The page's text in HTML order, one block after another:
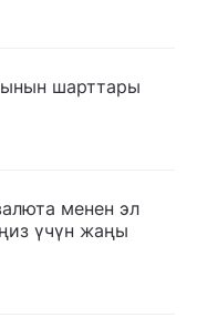
шарттары
менен эл
үчүн жаңы